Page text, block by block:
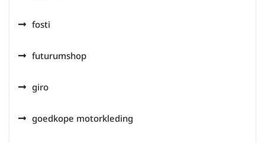
fosti
futurumshop
giro
goedkope motorkleding